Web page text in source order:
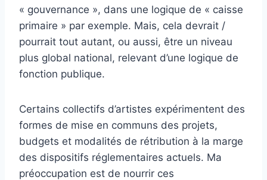
« gouvernance », dans une logique de « caisse
primaire » par exemple. Mais, cela devrait /
pourrait tout autant, ou aussi, être un niveau
plus global national, relevant d’une logique de
fonction publique.
Certains collectifs d’artistes expérimentent des
formes de mise en communs des projets,
budgets et modalités de rétribution à la marge
des dispositifs réglementaires actuels. Ma
préoccupation est de nourrir ces